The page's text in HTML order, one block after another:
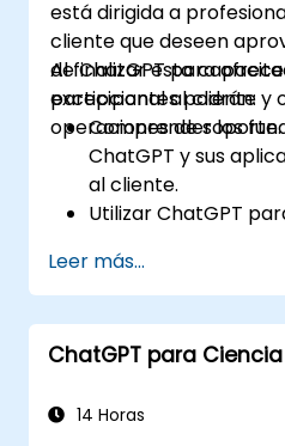
está dirigida a
cliente que deseen
de ChatGPT para
excepcional al cliente y
operaciones de soporte.
Al finalizar esta
participantes podrán:
Comprender los
ChatGPT y sus
al cliente.
Utilizar ChatGPT
Desarrollar
impulsados por
consultas de los
Implementar
servicio al cliente.
Leer más...
ChatGPT para
14 Horas